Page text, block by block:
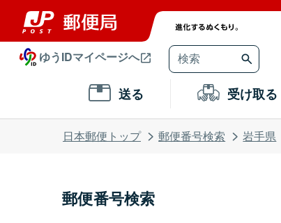
ゆうIDマイページへ
送る 受け取る
日本郵便トップ 郵便番号検索 岩手県
郵便番号検索